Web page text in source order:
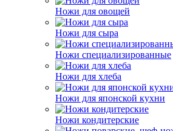
Ножи для овощей
Ножи для сыра
Ножи специализированные
Ножи для хлеба
Ножи для японской кухни
Ножи кондитерские